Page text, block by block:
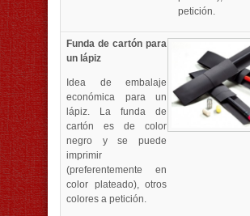
petición.
Funda de cartón para
un lápiz
Idea de embalaje
económica para un
lápiz. La funda de
cartón es de color
negro y se puede
imprimir
(preferentemente en
color plateado), otros
colores a petición.